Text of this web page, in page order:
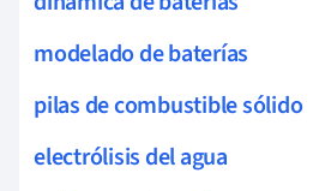
modelado de baterías
pilas de combustible sólido
electrólisis del agua